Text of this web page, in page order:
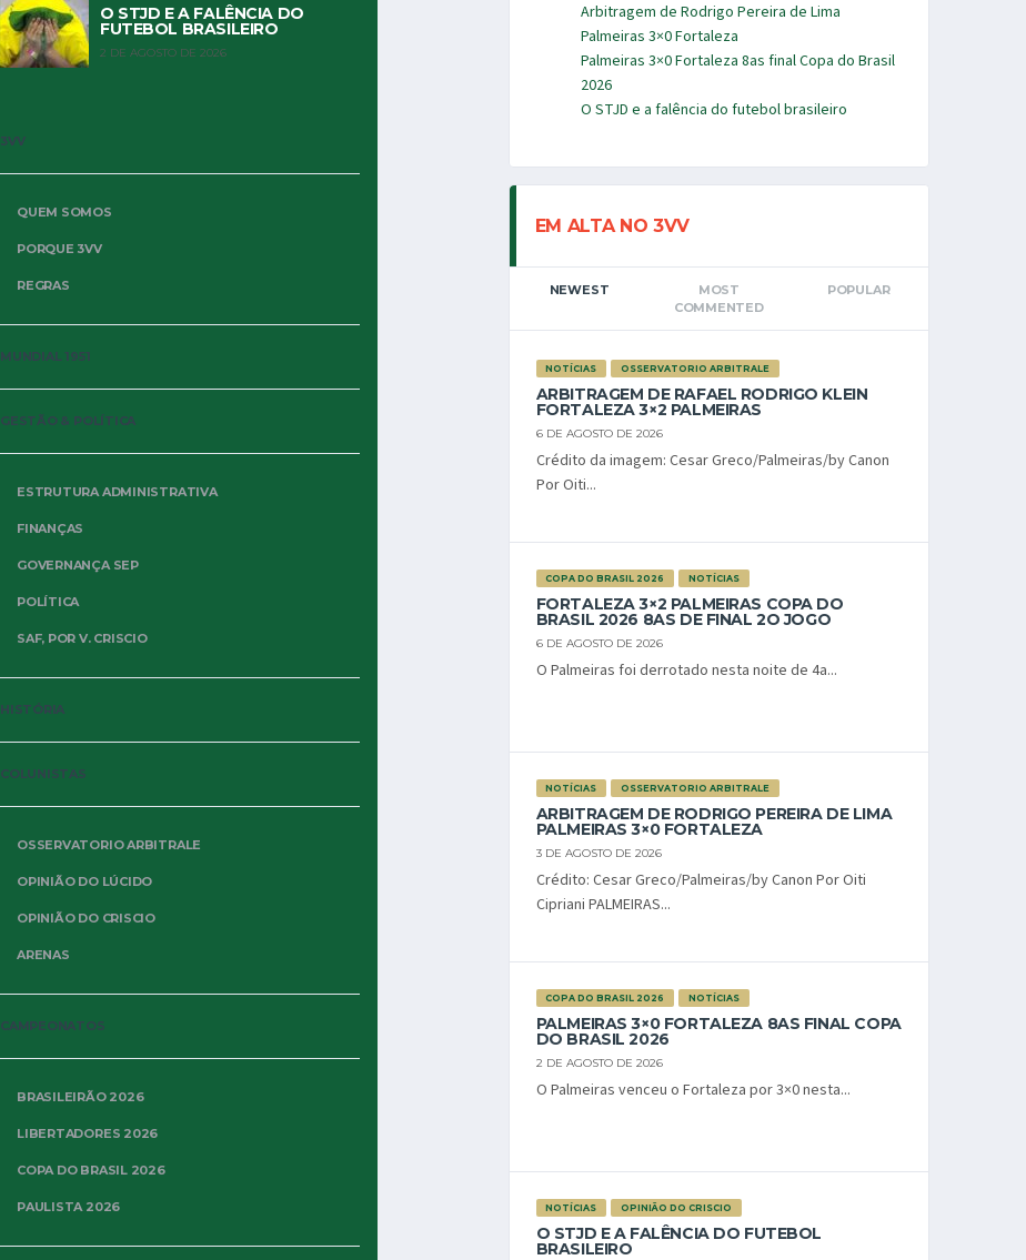
O STJD E A FALÊNCIA DO
FUTEBOL BRASILEIRO
2 DE AGOSTO DE 2026
3VV
QUEM SOMOS
PORQUE 3VV
REGRAS
MUNDIAL 1951
GESTÃO & POLÍTICA
ESTRUTURA ADMINISTRATIVA
FINANÇAS
GOVERNANÇA SEP
POLÍTICA
SAF, POR V. CRISCIO
HISTÓRIA
COLUNISTAS
OSSERVATORIO ARBITRALE
OPINIÃO DO LÚCIDO
OPINIÃO DO CRISCIO
ARENAS
CAMPEONATOS
BRASILEIRÃO 2026
LIBERTADORES 2026
COPA DO BRASIL 2026
PAULISTA 2026
Arbitragem de Rodrigo Pereira de Lima
Palmeiras 3×0 Fortaleza
Palmeiras 3×0 Fortaleza 8as final Copa do Brasil
2026
O STJD e a falência do futebol brasileiro
EM ALTA NO 3VV
NEWEST
MOST
COMMENTED
POPULAR
NOTÍCIAS OSSERVATORIO ARBITRALE
ARBITRAGEM DE RAFAEL RODRIGO KLEIN
FORTALEZA 3×2 PALMEIRAS
6 DE AGOSTO DE 2026
Crédito da imagem: Cesar Greco/Palmeiras/by Canon
Por Oiti...
COPA DO BRASIL 2026 NOTÍCIAS
FORTALEZA 3×2 PALMEIRAS COPA DO
BRASIL 2026 8AS DE FINAL 2O JOGO
6 DE AGOSTO DE 2026
O Palmeiras foi derrotado nesta noite de 4a...
NOTÍCIAS OSSERVATORIO ARBITRALE
ARBITRAGEM DE RODRIGO PEREIRA DE LIMA
PALMEIRAS 3×0 FORTALEZA
3 DE AGOSTO DE 2026
Crédito: Cesar Greco/Palmeiras/by Canon Por Oiti
Cipriani PALMEIRAS...
COPA DO BRASIL 2026 NOTÍCIAS
PALMEIRAS 3×0 FORTALEZA 8AS FINAL COPA
DO BRASIL 2026
2 DE AGOSTO DE 2026
O Palmeiras venceu o Fortaleza por 3×0 nesta...
NOTÍCIAS OPINIÃO DO CRISCIO
O STJD E A FALÊNCIA DO FUTEBOL
BRASILEIRO